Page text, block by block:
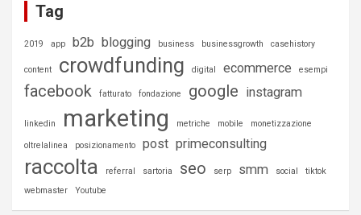
Tag
2019 app b2b blogging business businessgrowth casehistory
content crowdfunding digital ecommerce esempi
facebook fatturato fondazione google instagram
linkedin marketing metriche mobile monetizzazione
oltrelalinea posizionamento post primeconsulting
raccolta referral sartoria seo serp smm social
tiktok
webmaster
Youtube